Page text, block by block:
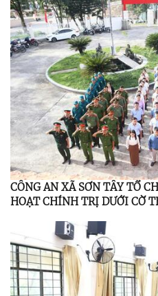
CÔNG AN XÃ SƠN TÂY TỔ
HOẠT CHÍNH TRỊ DƯỚI CỜ